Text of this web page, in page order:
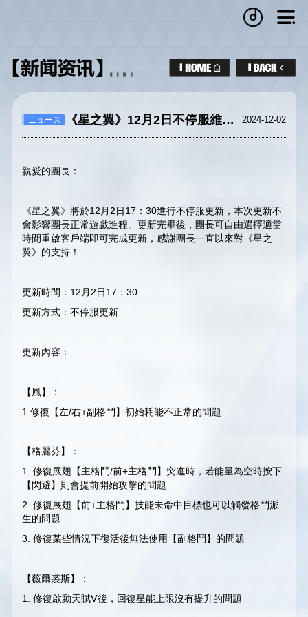
ニュース 《星之翼》12月2日不停服維修公告 2024-12-02
親愛的團長：
《星之翼》將於12月2日17：30進行不停服更新，本次更新不
會影響團長正常遊戲進程。更新完畢後，團長可自由選擇適當
時間重啟客戶端即可完成更新，感謝團長一直以來對《星之
翼》的支持！
更新時間：12月2日17：30
更新方式：不停服更新
更新內容：
【風】：
1.修復【左/右+副格鬥】初始耗能不正常的問題
【格麗芬】：
1. 修復展翅【主格鬥/前+主格鬥】突進時，若能量為空時按下
【閃避】則會提前開始攻擊的問題
2. 修復展翅【前+主格鬥】技能未命中目標也可以觸發格鬥派
生的問題
3. 修復某些情況下復活後無法使用【副格鬥】的問題
【薇爾裘斯】：
1. 修復啟動天賦Ⅴ後，回復星能上限沒有提升的問題